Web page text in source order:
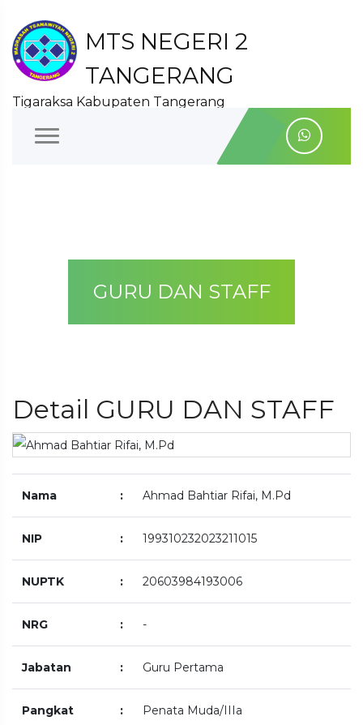
MTS NEGERI 2
TANGERANG
Tigaraksa Kabupaten Tangerang
GURU DAN STAFF
Detail GURU DAN STAFF
Nama : Ahmad Bahtiar Rifai, M.Pd
NIP : 199310232023211015
NUPTK : 20603984193006
NRG : -
Jabatan : Guru Pertama
Pangkat
: Penata Muda/IIIa